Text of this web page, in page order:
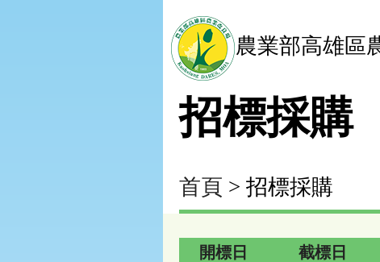
農業部高雄區
招標採購
首頁 > 招標採購
開標日
截標日